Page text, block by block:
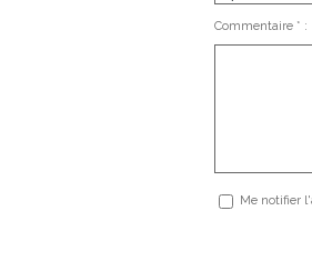
Commentaire * :
Me notifier